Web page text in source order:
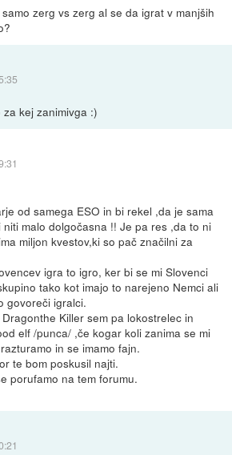
zerg vs zerg al se da igrat v manjših
kej zanimivga :)
od samega ESO in bi rekel ,da je sama
malo dolgočasna !! Je pa res ,da to ni
miljon kvestov,ki so pač značilni za
igra to igro, ker bi se mi Slovenci
tako kot imajo to narejeno Nemci ali
govoreči igralci.
Killer sem pa lokostrelec in
elf /punca/ ,če kogar koli zanima se mi
in se imamo fajn.
te bom poskusil najti.
porufamo na tem forumu.